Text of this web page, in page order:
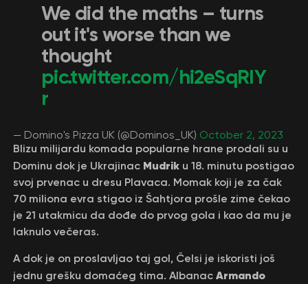
We did the maths – turns
out it's worse than we
thought
pic.twitter.com/hi2eSqRIY
r
— Domino's Pizza UK (@Dominos_UK) October 2, 2023
Blizu milijardu komada popularne hrane prodali su u
Dominu dok je Ukrajinac Mudriku 18. minutu postigao
svoj prvenac u dresu Plavaca. Momak koji je za čak
70 miliona evra stigao iz Šahtjora prošle zime čekao
je 21 utakmicu da dođe do prvog gola i kao da mu je
laknulo večeras.
A dok je on proslavljao taj gol, Čelsi je iskoristi još
jednu grešku domaćeg tima. Albanac Armando